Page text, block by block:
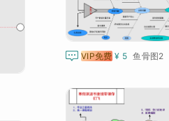
 VIP免费 ¥ 5 鱼骨图2